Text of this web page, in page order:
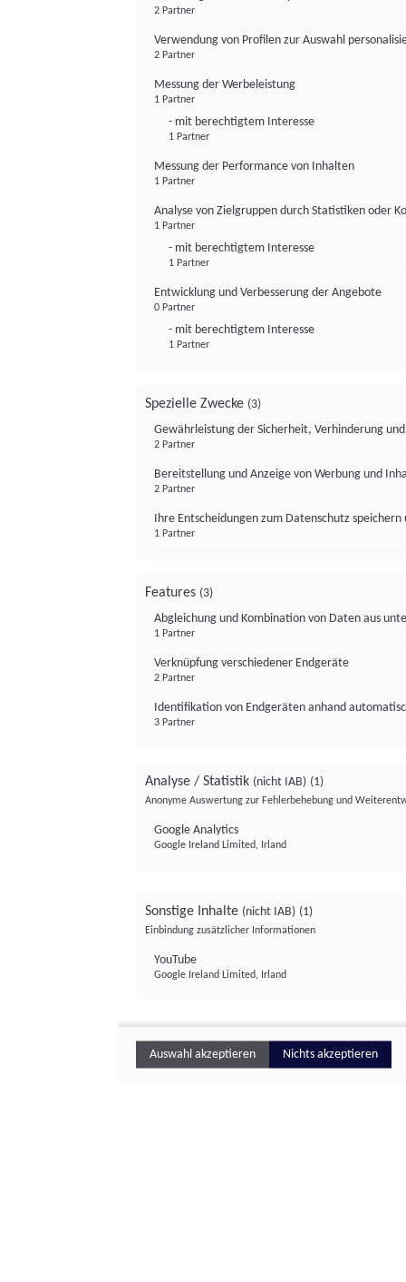
2 Partner
Verwendung von Profilen zur Auswahl
2 Partner
Messung der Werbeleistung
1 Partner
- mit berechtigtem Interesse
1 Partner
Messung der Performance von Inhalten
1 Partner
Analyse von Zielgruppen durch Statistiken oder
1 Partner
- mit berechtigtem Interesse
1 Partner
Entwicklung und Verbesserung der Angebote
0 Partner
- mit berechtigtem Interesse
1 Partner
Spezielle Zwecke (3)
Gewährleistung der Sicherheit, Verhinderung
2 Partner
Bereitstellung und Anzeige von Werbung und
2 Partner
Ihre Entscheidungen zum Datenschutz
1 Partner
Features (3)
Abgleichung und Kombination von Daten aus
1 Partner
Verknüpfung verschiedener Endgeräte
2 Partner
Identifikation von Endgeräten anhand
3 Partner
Analyse / Statistik (nicht IAB) (1)
Anonyme Auswertung zur Fehlerbehebung und
Google Analytics
Google Ireland Limited, Irland
Sonstige Inhalte (nicht IAB) (1)
Einbindung zusätzlicher Informationen
YouTube
Google Ireland Limited, Irland
Auswahl akzeptieren Nichts akzeptieren